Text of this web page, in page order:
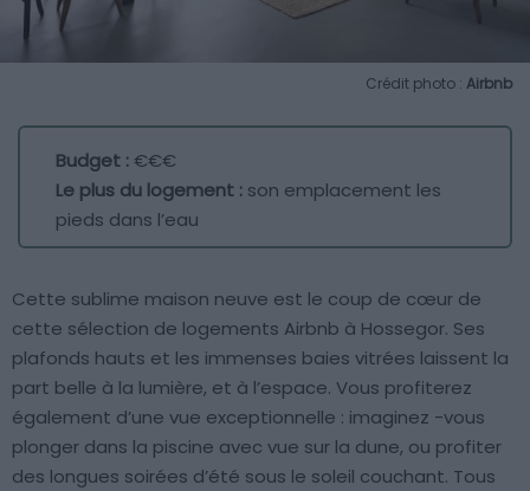
Crédit photo : Airbnb
Budget :€€€
Le plus du logement : son emplacement les
pieds dans l’eau
Cette sublime maison neuve est le coup de cœur de
cette sélection de logements Airbnb à Hossegor. Ses
plafonds hauts et les immenses baies vitrées laissent la
part belle à la lumière, et à l’espace. Vous profiterez
également d’une vue exceptionnelle : imaginez -vous
plonger dans la piscine avec vue sur la dune, ou profiter
des longues soirées d’été sous le soleil couchant. Tous